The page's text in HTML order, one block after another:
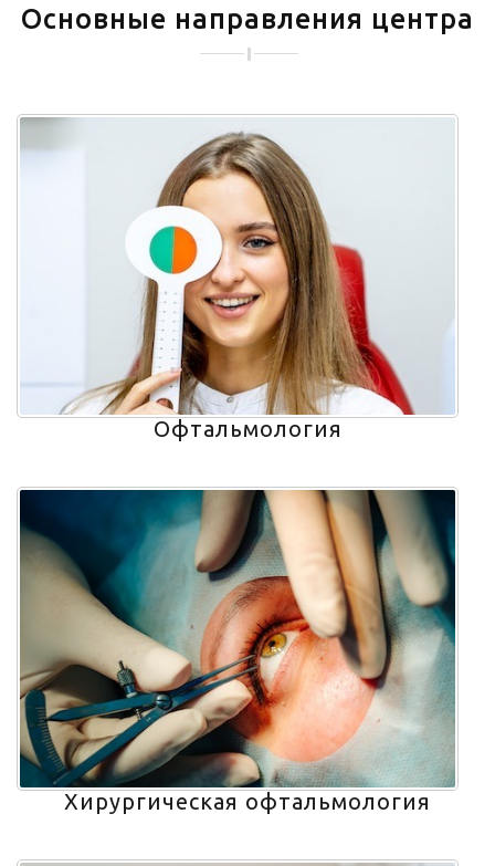
Основные направления центра
Офтальмология
Хирургическая офтальмология